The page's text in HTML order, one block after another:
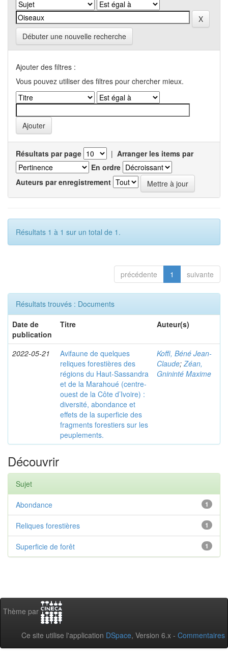
Débuter une nouvelle recherche
Ajouter des filtres :
Vous pouvez utiliser des filtres pour chercher mieux.
Résultats par page | Arranger les items par
En ordre
Auteurs par enregistrement
Résultats 1 à 1 sur un total de 1.
précédente 1 suivante
Résultats trouvés : Documents
Date de
publication
Titre Auteur(s)
2022-05-21
Avifaune de quelques
reliques forestières des
régions du Haut-Sassandra
et de la Marahoué (centre-
ouest de la Côte d’Ivoire) :
diversité, abondance et
effets de la superficie des
fragments forestiers sur les
peuplements.
Koffi, Béné Jean-
Claude; Zéan,
Gnininté Maxime
Découvrir
Sujet
1
Abondance
1
Reliques forestières
1
Superficie de forêt
Thème par
Ce site utilise l'application DSpace, Version 6.x - Commentaires